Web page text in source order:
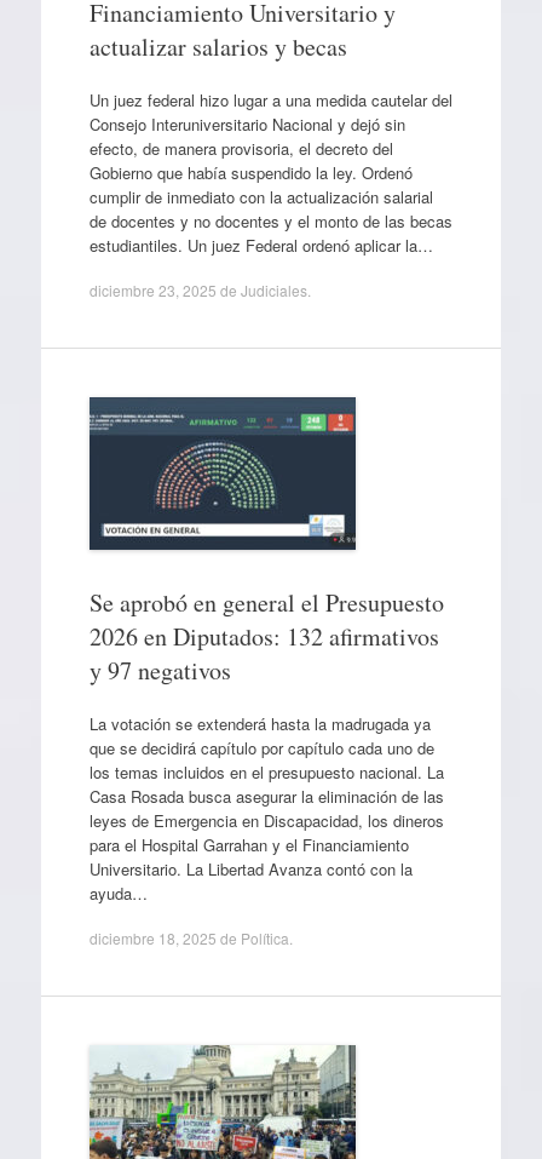
Financiamiento Universitario y
actualizar salarios y becas
Un juez federal hizo lugar a una medida cautelar del
Consejo Interuniversitario Nacional y dejó sin
efecto, de manera provisoria, el decreto del
Gobierno que había suspendido la ley. Ordenó
cumplir de inmediato con la actualización salarial
de docentes y no docentes y el monto de las becas
estudiantiles. Un juez Federal ordenó aplicar la…
diciembre 23, 2025 de Judiciales.
Se aprobó en general el Presupuesto
2026 en Diputados: 132 afirmativos
y 97 negativos
La votación se extenderá hasta la madrugada ya
que se decidirá capítulo por capítulo cada uno de
los temas incluidos en el presupuesto nacional. La
Casa Rosada busca asegurar la eliminación de las
leyes de Emergencia en Discapacidad, los dineros
para el Hospital Garrahan y el Financiamiento
Universitario. La Libertad Avanza contó con la
ayuda…
diciembre 18, 2025 de Política